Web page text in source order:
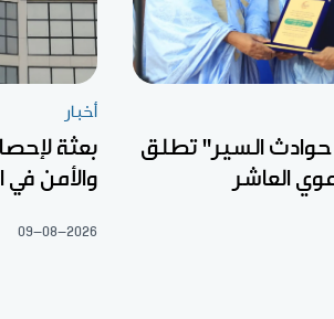
السير" تطلق
العاشر
أخبار
بعثة
والأمن في
09-08-2026